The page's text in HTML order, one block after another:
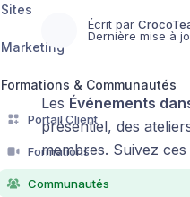
Sites
Marketing
Formations & Communautés
Portail Client
Formations
Communautés
Écrit par
Dernière mise à
Les Événements
présentiel, des
membres. Suivez